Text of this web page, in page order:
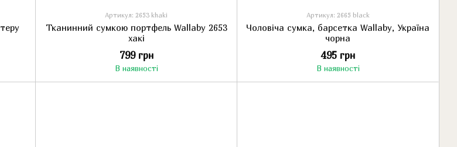
Артикул: 2653 khaki
Тканинний сумкою портфель Wallaby 2653
хакі
799 грн
В наявності
Артикул: 2665 black
Чоловіча сумка, барсетка Wallaby, Україна
чорна
495 грн
В наявності